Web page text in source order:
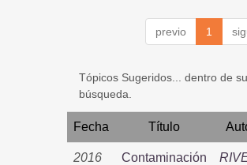
previo 1
Tópicos Sugeridos... dentro de su
búsqueda.
Fecha Título
2016
Contaminación